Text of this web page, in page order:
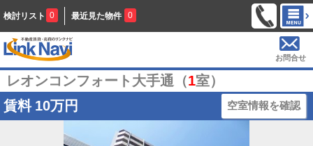
検討リスト 0 最近見た物件 0
お問合せ
レオンコンフォート大手通（1室）
賃料 10万円 空室情報を確認